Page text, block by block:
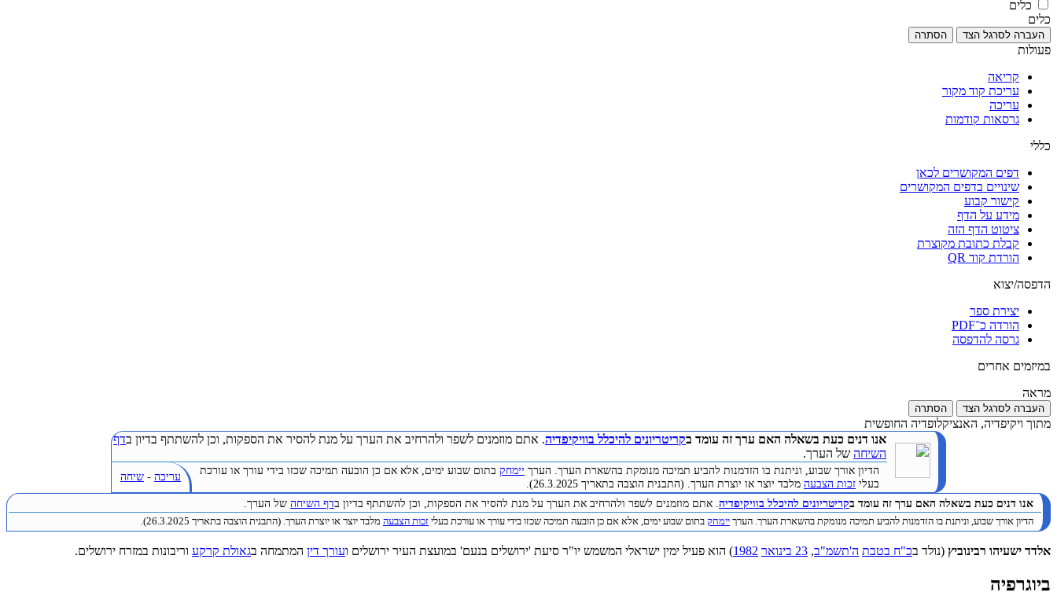
כלים
כלים
העברה לסרגל הצד הסתרה
פעולות
קריאה
עריכת קוד מקור
עריכה
גרסאות קודמות
כללי
דפים המקושרים לכאן
שינויים בדפים המקושרים
קישור קבוע
מידע על הדף
ציטוט הדף הזה
קבלת כתובת מקוצרת
הורדת קוד QR
הדפסה/יצוא
יצירת ספר
הורדה כ־PDF
גרסה להדפסה
במיזמים אחרים
מראה
העברה לסרגל הצד הסתרה
מתוך ויקיפדיה, האנציקלופדיה החופשית
אנו דנים כעת בשאלה האם ערך זה עומד בקריטריונים להיכלל בוויקיפדיה. אתם מוזמנים לשפר ולהרחיב את הערך על מנת להסיר את הספקות, וכן להשתתף בדיון בדף
השיחה של הערך.
הדיון אורך שבוע, וניתנת בו הזדמנות להביע תמיכה מנומקת בהשארת הערך. הערך יימחק בתום שבוע ימים, אלא אם כן הובעה תמיכה שכזו בידי עורך או עורכת
בעלי זכות הצבעה מלבד יוצר או יוצרת הערך. (התבנית הוצבה בתאריך 26.3.2025).
עריכה - שיחה
אנו דנים כעת בשאלה האם ערך זה עומד בקריטריונים להיכלל בוויקיפדיה. אתם מוזמנים לשפר ולהרחיב את הערך על מנת להסיר את הספקות, וכן להשתתף בדיון בדף השיחה של הערך.
הדיון אורך שבוע, וניתנת בו הזדמנות להביע תמיכה מנומקת בהשארת הערך. הערך יימחק בתום שבוע ימים, אלא אם כן הובעה תמיכה שכזו בידי עורך או עורכת בעלי זכות הצבעה מלבד יוצר או יוצרת הערך. (התבנית הוצבה בתאריך 26.3.2025).
אלדד ישעיהו רבינוביץ (נולד בכ"ח בטבת ה'תשמ"ב, 23 בינואר 1982) הוא פעיל ימין ישראלי המשמש יו"ר סיעת 'ירושלים בנעם' במועצת העיר ירושלים ועורך דין המתמחה בגאולת קרקע וריבונות במזרח ירושלים.
ביוגרפיה